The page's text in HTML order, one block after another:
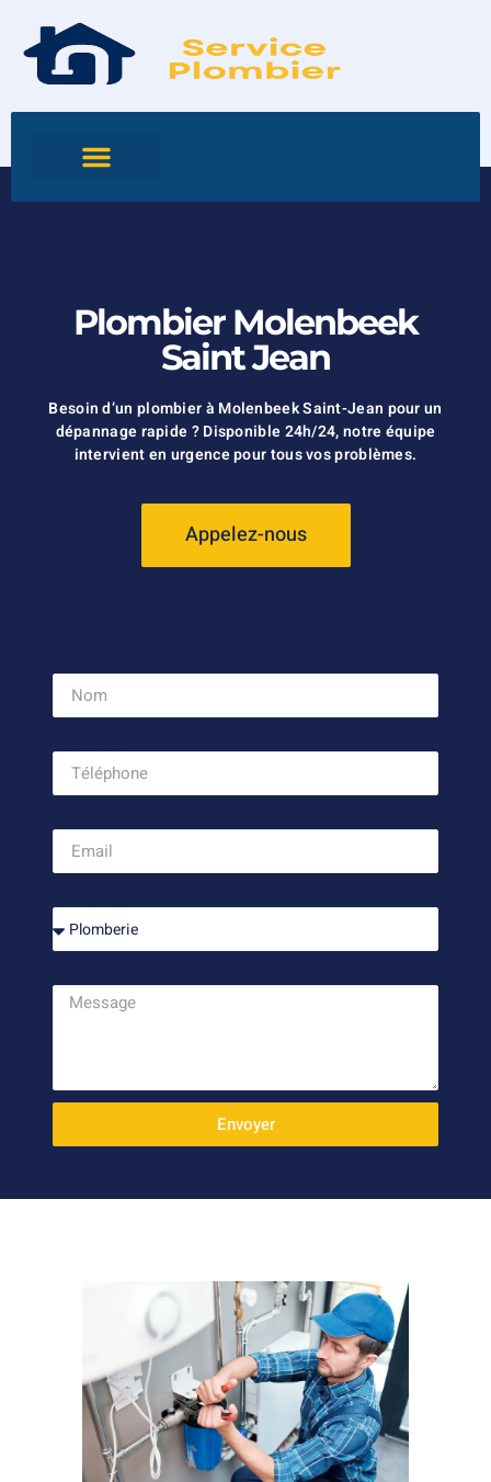
Plombier Molenbeek
Saint Jean
Besoin d’un plombier à Molenbeek Saint-Jean pour un
dépannage rapide ? Disponible 24h/24, notre équipe
intervient en urgence pour tous vos problèmes.
Appelez-nous
Envoyer